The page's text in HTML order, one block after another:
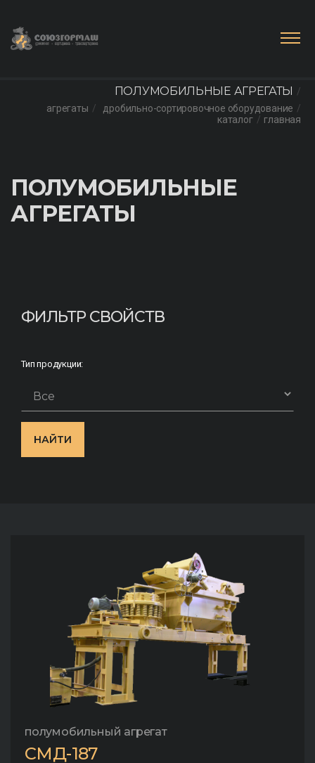
главная
каталог
дробильно-сортировочное оборудование
агрегаты
ПОЛУМОБИЛЬНЫЕ АГРЕГАТЫ
ПОЛУМОБИЛЬНЫЕ
АГРЕГАТЫ
ФИЛЬТР СВОЙСТВ
Тип продукции:
НАЙТИ
полумобильный агрегат
СМД-187